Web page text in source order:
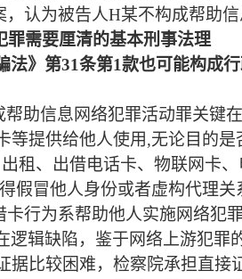
，认为被告人H某不构成帮助
罪需要厘清的基本刑事法理
法》第31条第1款也可能构成行
帮助信息网络犯罪活动罪关键
等提供给他人使用,无论目的是
租、出借电话卡、物联网卡
假冒他人身份或者虚构代理关
卡行为系帮助他人实施网络犯
逻辑缺陷，鉴于网络上游犯罪
比较困难，检察院承担直接